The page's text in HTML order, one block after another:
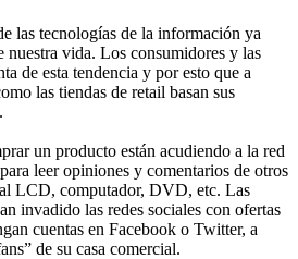
las tecnologías de la información ya
nuestra vida. Los consumidores y las
de esta tendencia y por esto que a
las tiendas de retail basan sus
un producto están acudiendo a la red
leer opiniones y comentarios de otros
LCD, computador, DVD, etc. Las
invadido las redes sociales con ofertas
cuentas en Facebook o Twitter, a
de su casa comercial.